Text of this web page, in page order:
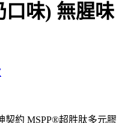
口味) 無腥味